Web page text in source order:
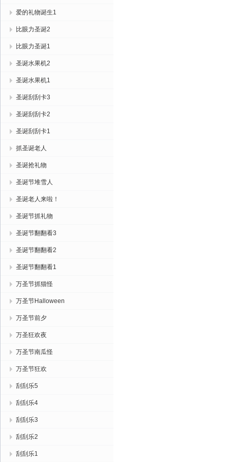
爱的礼物诞生1
比眼力圣诞2
比眼力圣诞1
圣诞水果机2
圣诞水果机1
圣诞刮刮卡3
圣诞刮刮卡2
圣诞刮刮卡1
抓圣诞老人
圣诞抢礼物
圣诞节堆雪人
圣诞老人来啦！
圣诞节抓礼物
圣诞节翻翻看3
圣诞节翻翻看2
圣诞节翻翻看1
万圣节抓猫怪
万圣节Halloween
万圣节前夕
万圣狂欢夜
万圣节南瓜怪
万圣节狂欢
刮刮乐5
刮刮乐4
刮刮乐3
刮刮乐2
刮刮乐1